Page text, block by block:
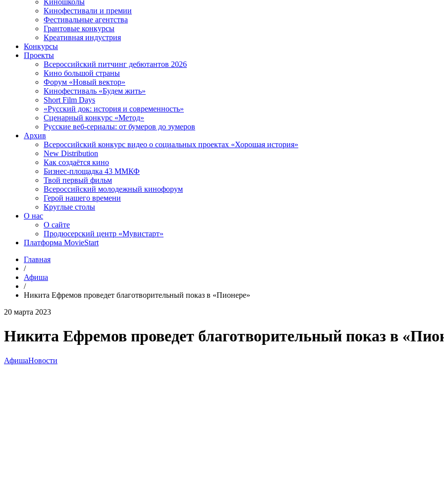
Киношколы
Кинофестивали и премии
Фестивальные агентства
Грантовые конкурсы
Креативная индустрия
Конкурсы
Проекты
Всероссийский питчинг дебютантов 2026
Кино большой страны
Форум «Новый вектор»
Кинофестиваль «Будем жить»
Short Film Days
«Русский док: история и современность»
Сценарный конкурс «Метод»
Русские веб-сериалы: от бумеров до зумеров
Архив
Всероссийский конкурс видео о социальных проектах «Хорошая история»
New Distribution
Как создаётся кино
Бизнес-площадка 43 ММКФ
Твой первый фильм
Всероссийский молодежный кинофорум
Герой нашего времени
Круглые столы
О нас
О сайте
Продюсерский центр «Мувистарт»
Платформа MovieStart
Главная
/
Афиша
/
Никита Ефремов проведет благотворительный показ в «Пионере»
20 марта 2023
Никита Ефремов проведет благотворительный показ в
АфишаНовости